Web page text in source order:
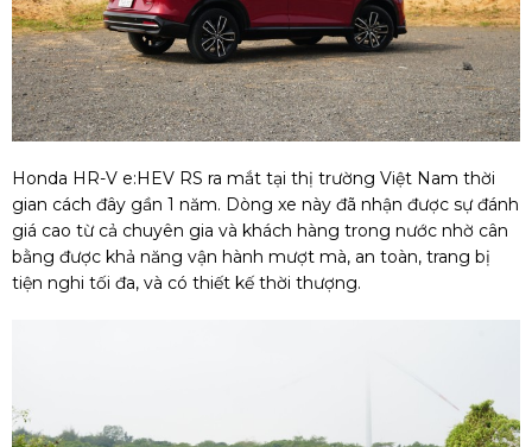
Honda HR-V e:HEV RS ra mắt tại thị trường Việt Nam thời
gian cách đây gần 1 năm. Dòng xe này đã nhận được sự đánh
giá cao từ cả chuyên gia và khách hàng trong nước nhờ cân
bằng được khả năng vận hành mượt mà, an toàn, trang bị
tiện nghi tối đa, và có thiết kế thời thượng.